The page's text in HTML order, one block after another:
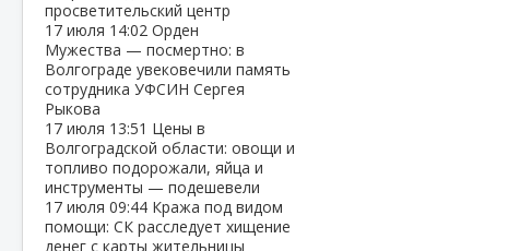
просветительский центр
17 июля 14:02 Орден
Мужества — посмертно: в
Волгограде увековечили память
сотрудника УФСИН Сергея
Рыкова
17 июля 13:51 Цены в
Волгоградской области: овощи и
топливо подорожали, яйца и
инструменты — подешевели
17 июля 09:44 Кража под видом
помощи: СК расследует хищение
денег с карты жительницы